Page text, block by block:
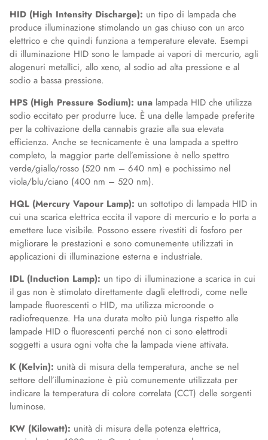
HID (High Intensity Discharge): un tipo di lampada che
produce illuminazione stimolando un gas chiuso con un arco
elettrico e che quindi funziona a temperature elevate. Esempi
di illuminazione HID sono le lampade ai vapori di mercurio, agli
alogenuri metallici, allo xeno, al sodio ad alta pressione e al
sodio a bassa pressione.
HPS (High Pressure Sodium): una lampada HID che utilizza
sodio eccitato per produrre luce. È una delle lampade preferite
per la coltivazione della cannabis grazie alla sua elevata
efficienza. Anche se tecnicamente è una lampada a spettro
completo, la maggior parte dell’emissione è nello spettro
verde/giallo/rosso (520 nm – 640 nm) e pochissimo nel
viola/blu/ciano (400 nm – 520 nm).
HQL (Mercury Vapour Lamp): un sottotipo di lampada HID in
cui una scarica elettrica eccita il vapore di mercurio e lo porta a
emettere luce visibile. Possono essere rivestiti di fosforo per
migliorare le prestazioni e sono comunemente utilizzati in
applicazioni di illuminazione esterna e industriale.
IDL (Induction Lamp): un tipo di illuminazione a scarica in cui
il gas non è stimolato direttamente dagli elettrodi, come nelle
lampade fluorescenti o HID, ma utilizza microonde o
radiofrequenze. Ha una durata molto più lunga rispetto alle
lampade HID o fluorescenti perché non ci sono elettrodi
soggetti a usura ogni volta che la lampada viene attivata.
K (Kelvin): unità di misura della temperatura, anche se nel
settore dell’illuminazione è più comunemente utilizzata per
indicare la temperatura di colore correlata (CCT) delle sorgenti
luminose.
KW (Kilowatt): unità di misura della potenza elettrica,